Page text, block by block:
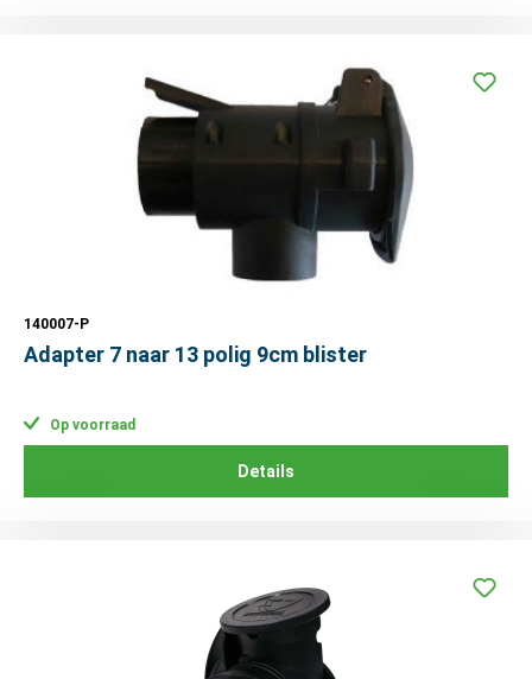
140007-P
Adapter 7 naar 13 polig 9cm blister
Op voorraad
Details